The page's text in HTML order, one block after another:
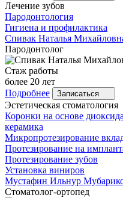
Лечение зубов
Пародонтология
Гигиена и профилактика
Спивак Наталья
Пародонтолог
Стаж работы
более 20 лет
Подробнее
Записаться
Эстетическая стоматология
Коронки на основе
керамика
Микропротезирование
Протезирование на
Протезирование зубов
Установка виниров
Мустафин Ильнур
Стоматолог-ортопед